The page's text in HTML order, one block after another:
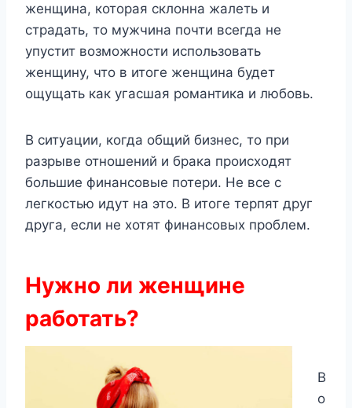
женщина, которая склонна жалеть и
страдать, то мужчина почти всегда не
упустит возможности использовать
женщину, что в итоге женщина будет
ощущать как угасшая романтика и любовь.
В ситуации, когда общий бизнес, то при
разрыве отношений и брака происходят
большие финансовые потери. Не все с
легкостью идут на это. В итоге терпят друг
друга, если не хотят финансовых проблем.
Нужно ли женщине
работать?
В
о